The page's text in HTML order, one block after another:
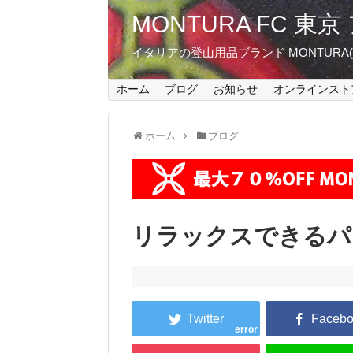
MONTURA FC 東
イタリアの登山用品ブランド
ホーム ブログ お知らせ オンラインスト
ホーム ブログ
リラックスできる
error